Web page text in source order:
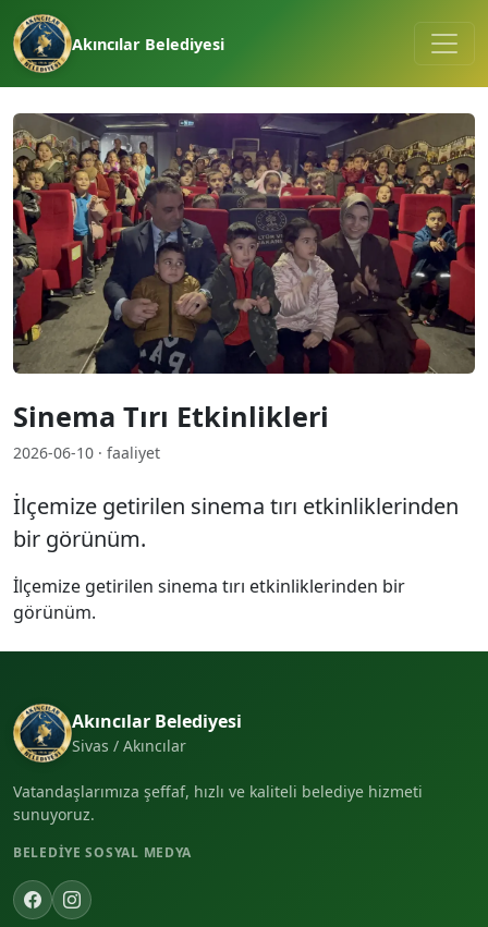
Akıncılar Belediyesi
Sinema Tırı Etkinlikleri
2026-06-10 · faaliyet
İlçemize getirilen sinema tırı etkinliklerinden
bir görünüm.
İlçemize getirilen sinema tırı etkinliklerinden bir
görünüm.
Akıncılar Belediyesi
Sivas / Akıncılar
Vatandaşlarımıza şeffaf, hızlı ve kaliteli belediye hizmeti
sunuyoruz.
BELEDIYE SOSYAL MEDYA